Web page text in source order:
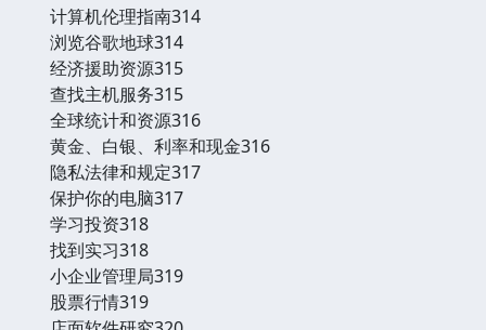
计算机伦理指南314
浏览谷歌地球314
经济援助资源315
查找主机服务315
全球统计和资源316
黄金、白银、利率和现金316
隐私法律和规定317
保护你的电脑317
学习投资318
找到实习318
小企业管理局319
股票行情319